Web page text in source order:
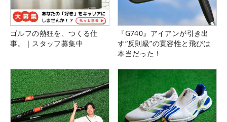
ゴルフの熱狂を、つくる仕
事。｜スタッフ募集中
『G740』アイアンが引き出
す“反則級”の寛容性と飛びは
本当だった！